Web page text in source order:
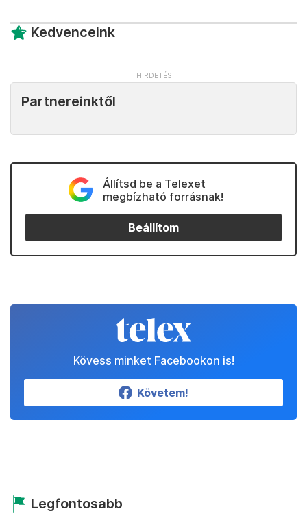
Kedvenceink
Partnereinktől
Állítsd be a Telexet
megbízható forrásnak!
Beállítom
Kövess minket Facebookon is!
Követem!
Legfontosabb